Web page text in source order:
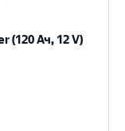
(120 Ач, 12 V)